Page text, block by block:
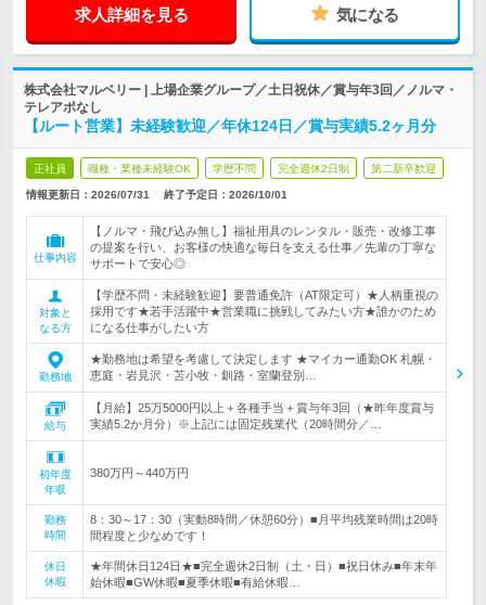
求人詳細を見る 気になる
株式会社マルベリー | 上場企業グループ／土日祝休／賞与年3回／ノルマ・
テレアポなし
【ルート営業】未経験歓迎／年休124日／賞与実績5.2ヶ月分
正社員 職種・業種未経験OK 学歴不問 完全週休2日制 第二新卒歓迎
情報更新日：2026/07/31 終了予定日： 2026/10/01
仕事内容
【ノルマ・飛び込み無し】福祉用具のレンタル・販売・改修工事
の提案を行い、お客様の快適な毎日を支える仕事／先輩の丁寧な
サポートで安心◎
対象と
なる方
【学歴不問・未経験歓迎】要普通免許（AT限定可）★人柄重視の
採用です★若手活躍中★営業職に挑戦してみたい方★誰かのため
になる仕事がしたい方
勤務地
★勤務地は希望を考慮して決定します ★マイカー通勤OK 札幌・
恵庭・岩見沢・苫小牧・釧路・室蘭登別…
給与
【月給】25万5000円以上＋各種手当＋賞与年3回（★昨年度賞与
実績5.2か月分）※上記には固定残業代（20時間分／…
初年度
年収
380万円～440万円
勤務
時間
8：30～17：30（実動8時間／休憩60分）■月平均残業時間は20時
間程度と少なめです！
休日
休暇
★年間休日124日★■完全週休2日制（土・日）■祝日休み■年末年
始休暇■GW休暇■夏季休暇■有給休暇…